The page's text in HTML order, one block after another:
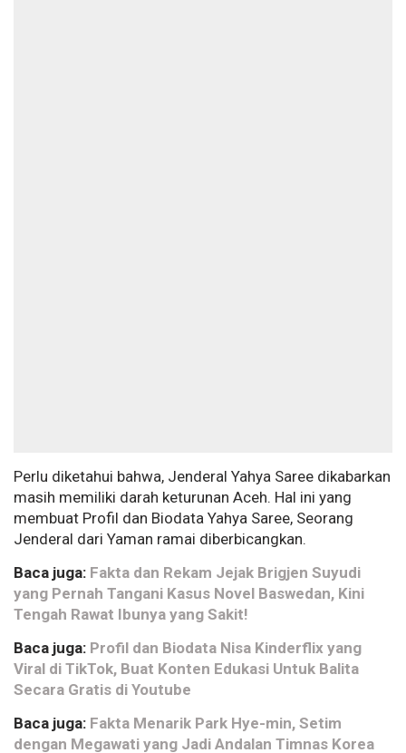
Perlu diketahui bahwa, Jenderal Yahya Saree dikabarkan
masih memiliki darah keturunan Aceh. Hal ini yang
membuat Profil dan Biodata Yahya Saree, Seorang
Jenderal dari Yaman ramai diberbicangkan.
Baca juga: Fakta dan Rekam Jejak Brigjen Suyudi
yang Pernah Tangani Kasus Novel Baswedan, Kini
Tengah Rawat Ibunya yang Sakit!
Baca juga: Profil dan Biodata Nisa Kinderflix yang
Viral di TikTok, Buat Konten Edukasi Untuk Balita
Secara Gratis di Youtube
Baca juga: Fakta Menarik Park Hye-min, Setim
dengan Megawati yang Jadi Andalan Timnas Korea